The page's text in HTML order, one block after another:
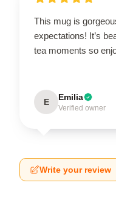
This mug is
expectations! It’s
tea moments so
E Emilia
Verified owner
Write your review